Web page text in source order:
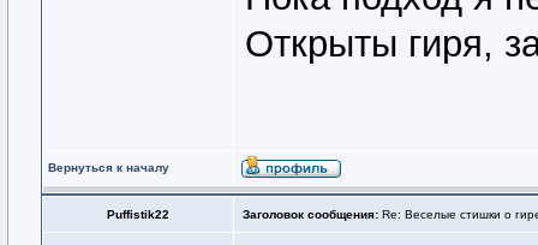
Открыты гиря,
Вернуться к началу
Puffistik22 Заголовок сообщения: Re: Веселые стишки о